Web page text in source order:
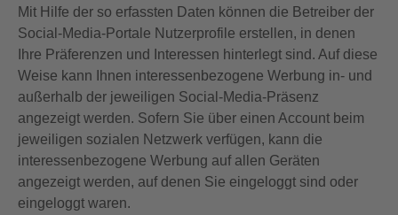
Mit Hilfe der so erfassten Daten können die Betreiber der
Social-Media-Portale Nutzerprofile erstellen, in denen
Ihre Präferenzen und Interessen hinterlegt sind. Auf diese
Weise kann Ihnen interessenbezogene Werbung in- und
außerhalb der jeweiligen Social-Media-Präsenz
angezeigt werden. Sofern Sie über einen Account beim
jeweiligen sozialen Netzwerk verfügen, kann die
interessenbezogene Werbung auf allen Geräten
angezeigt werden, auf denen Sie eingeloggt sind oder
eingeloggt waren.